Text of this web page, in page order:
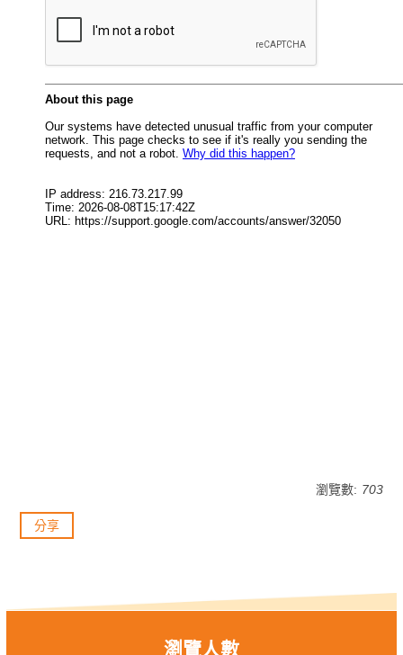
瀏覽數: 703
分享
瀏覽人數